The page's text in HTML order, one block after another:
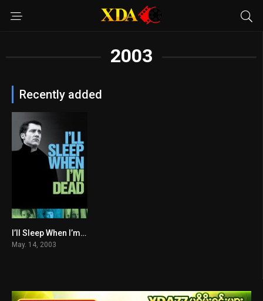
2003
Recently added
5.8I’ll Sleep When I’m Dead
May. 14, 2003